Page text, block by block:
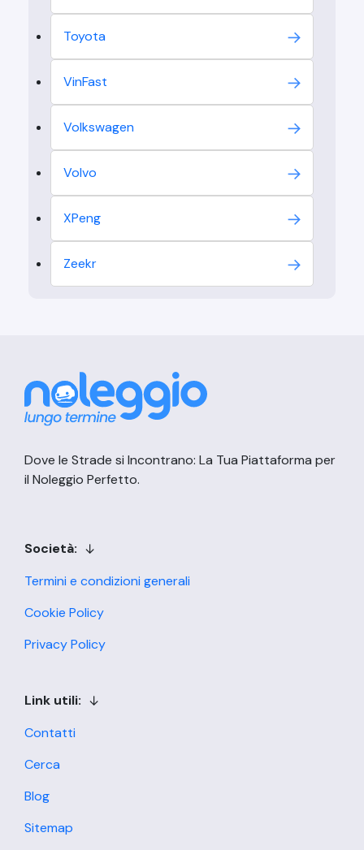
Toyota
VinFast
Volkswagen
Volvo
XPeng
Zeekr
Dove le Strade si Incontrano: La Tua Piattaforma per
il Noleggio Perfetto.
Società:
Termini e condizioni generali
Cookie Policy
Privacy Policy
Link utili:
Contatti
Cerca
Blog
Sitemap